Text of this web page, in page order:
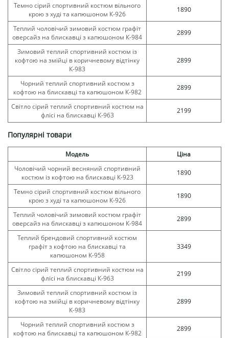
Темно сірий спортивний костюм вільного
крою з худі та капюшоном К-926
1890
Теплий чоловічий зимовий костюм графіт
оверсайз на блискавці з капюшоном К-984
2899
Зимовий теплий спортивний костюм із
кофтою на змійці в коричневому відтінку
К-983
2899
Чорний теплий спортивний костюм з
кофтою на блискавці та капюшоном К-982
2899
Світло сірий теплий спортивний костюм на
флісі на блискавці К-963
2199
Популярні товари
Модель
Ціна
Чоловічий чорний весняний спортивний
костюм із кофтою на блискавці К-923
1890
Темно сірий спортивний костюм вільного
крою з худі та капюшоном К-926
1890
Теплий чоловічий зимовий костюм графіт
оверсайз на блискавці з капюшоном К-984
2899
Теплий брендовий спортивний костюм
графіт з кофтою на блискавці та
капюшоном К-958
3349
Світло сірий теплий спортивний костюм на
флісі на блискавці К-963
2199
Зимовий теплий спортивний костюм із
кофтою на змійці в коричневому відтінку
К-983
2899
Чорний теплий спортивний костюм з
кофтою на блискавці та капюшоном К-982
2899